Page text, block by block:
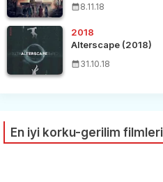
8.11.18
2018
Alterscape (2018)
31.10.18
En iyi korku-gerilim filmleri